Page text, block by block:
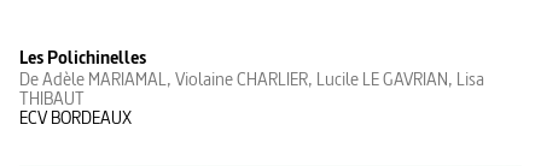
Les Polichinelles
De Adèle MARIAMAL, Violaine CHARLIER, Lucile LE GAVRIAN, Lisa
THIBAUT
ECV BORDEAUX